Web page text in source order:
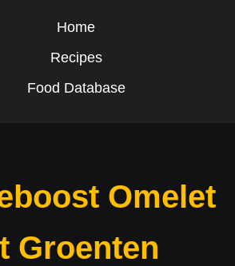
Home
Recipes
Food Database
Omelet
Groenten